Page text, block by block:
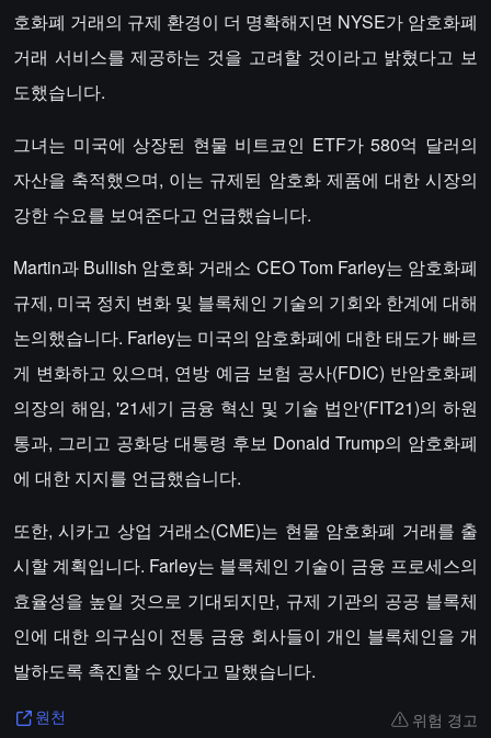
호화폐 거래의 규제 환경이 더 명확해지면 NYSE가 암호화폐
거래 서비스를 제공하는 것을 고려할 것이라고 밝혔다고 보
도했습니다.
그녀는 미국에 상장된 현물 비트코인 ETF가 580억 달러의
자산을 축적했으며, 이는 규제된 암호화 제품에 대한 시장의
강한 수요를 보여준다고 언급했습니다.
Martin과 Bullish 암호화 거래소 CEO Tom Farley는 암호화폐
규제, 미국 정치 변화 및 블록체인 기술의 기회와 한계에 대해
논의했습니다. Farley는 미국의 암호화폐에 대한 태도가 빠르
게 변화하고 있으며, 연방 예금 보험 공사(FDIC) 반암호화폐
의장의 해임, '21세기 금융 혁신 및 기술 법안'(FIT21)의 하원
통과, 그리고 공화당 대통령 후보 Donald Trump의 암호화폐
에 대한 지지를 언급했습니다.
또한, 시카고 상업 거래소(CME)는 현물 암호화폐 거래를 출
시할 계획입니다. Farley는 블록체인 기술이 금융 프로세스의
효율성을 높일 것으로 기대되지만, 규제 기관의 공공 블록체
인에 대한 의구심이 전통 금융 회사들이 개인 블록체인을 개
발하도록 촉진할 수 있다고 말했습니다.
원천 위험 경고